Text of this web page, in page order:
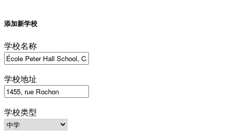
添加新学校
学校名称
学校地址
学校类型